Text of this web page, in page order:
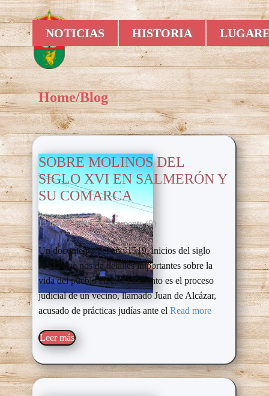
NOTICIAS HISTORIA
Blog
Home/Blog
SOBRE MOLINOS DEL
SIGLO XVI EN SALMERÓN Y
SU COMARCA
13 marzo, 2026 Comments (0)
Un documento del año 1519, inicios del siglo
XVI, que nos da detalles importantes sobre la
vida del pueblo en este momento es el proceso
judicial de un vecino, llamado Juan de Alcázar,
acusado de prácticas judías ante el Read more
Leer más​